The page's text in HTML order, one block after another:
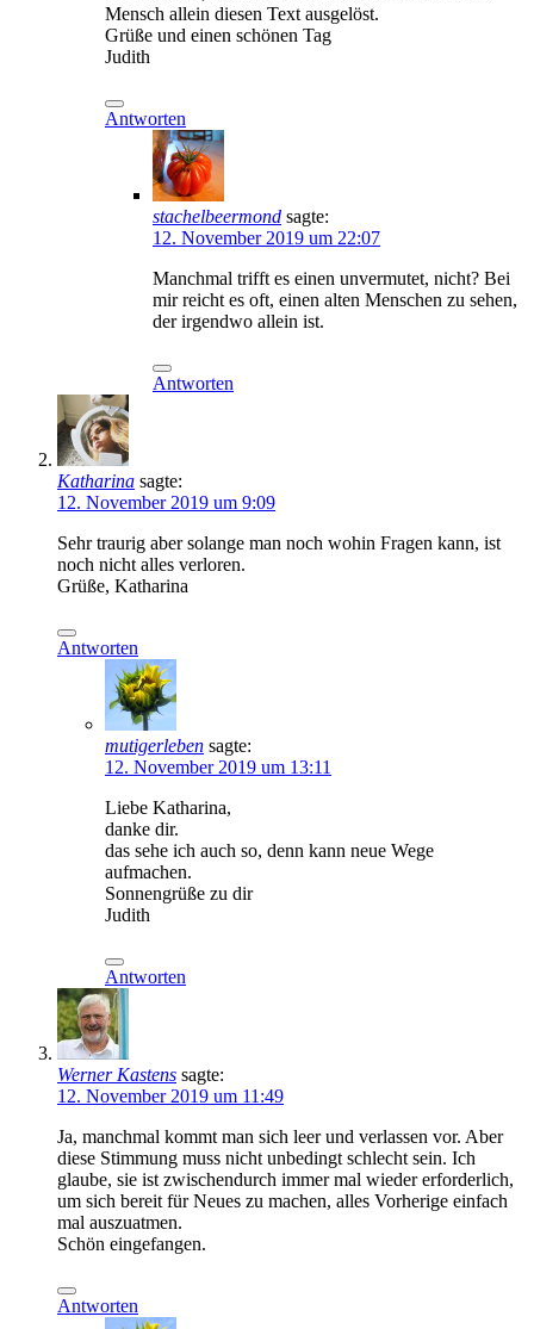
Mensch allein diesen Text ausgelöst.
Grüße und einen schönen Tag
Judith
Antworten
stachelbeermond sagte:
12. November 2019 um 22:07
Manchmal trifft es einen unvermutet, nicht? Bei
mir reicht es oft, einen alten Menschen zu sehen,
der irgendwo allein ist.
Antworten
Katharina sagte:
12. November 2019 um 9:09
Sehr traurig aber solange man noch wohin Fragen kann, ist
noch nicht alles verloren.
Grüße, Katharina
Antworten
mutigerleben sagte:
12. November 2019 um 13:11
Liebe Katharina,
danke dir.
das sehe ich auch so, denn kann neue Wege
aufmachen.
Sonnengrüße zu dir
Judith
Antworten
Werner Kastens sagte:
12. November 2019 um 11:49
Ja, manchmal kommt man sich leer und verlassen vor. Aber
diese Stimmung muss nicht unbedingt schlecht sein. Ich
glaube, sie ist zwischendurch immer mal wieder erforderlich,
um sich bereit für Neues zu machen, alles Vorherige einfach
mal auszuatmen.
Schön eingefangen.
Antworten